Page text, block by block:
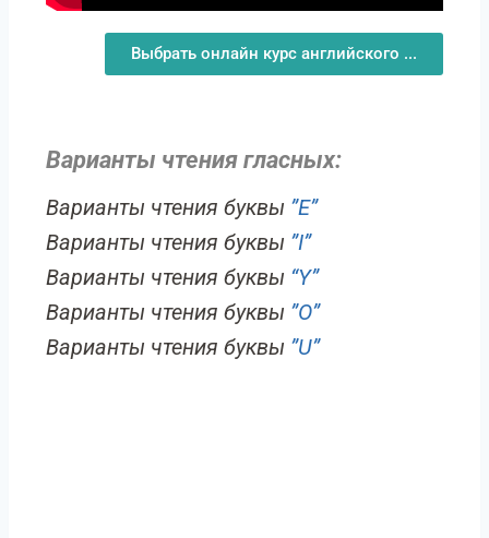
Выбрать онлайн курс английского ...
Варианты чтения гласных:
Варианты чтения буквы ”E”
Варианты чтения буквы ”I”
Варианты чтения буквы “Y”
Варианты чтения буквы ”O”
Варианты чтения буквы ”U”